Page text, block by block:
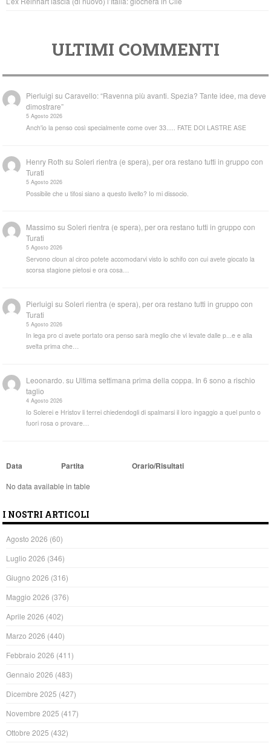
ULTIMI COMMENTI
Pierluigi suCaravello: “Ravenna più avanti. Spezia? Tante idee, ma deve
dimostrare”
5 Agosto 2026
Anch'io la penso così specialmente come over 33..... FATE DOI LASTRE ASE
Henry Roth suSoleri rientra (e spera), per ora restano tutti in gruppo con
Turati
5 Agosto 2026
Possibile che u tifosi siano a questo livello? Io mi dissocio.
Massimo suSoleri rientra (e spera), per ora restano tutti in gruppo con
Turati
5 Agosto 2026
Servono cloun al circo potete accomodarvi visto lo schifo con cui avete giocato la
scorsa stagione pietosi e ora cosa…
Pierluigi suSoleri rientra (e spera), per ora restano tutti in gruppo con
Turati
5 Agosto 2026
In lega pro ci avete portato ora penso sarà meglio che vi levate dalle p...e e alla
svelta prima che…
Leoonardo. su Ultima settimana prima della coppa. In 6 sono a rischio
taglio
4 Agosto 2026
Io Solerei e Hristov li terrei chiedendogli di spalmarsi il loro ingaggio a quel punto o
fuori rosa o provare…
Data Partita Orario/Risultati
No data available in table
I NOSTRI ARTICOLI
Agosto 2026 (60)
Luglio 2026 (346)
Giugno 2026 (316)
Maggio 2026 (376)
Aprile 2026 (402)
Marzo 2026 (440)
Febbraio 2026 (411)
Gennaio 2026 (483)
Dicembre 2025 (427)
Novembre 2025 (417)
Ottobre 2025 (432)